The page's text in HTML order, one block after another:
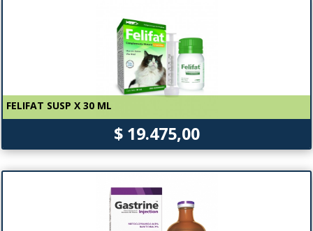
FELIFAT SUSP X 30 ML
$ 19.475,00